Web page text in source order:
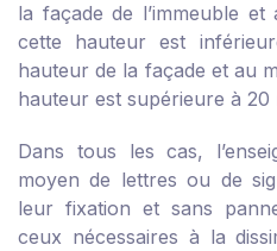
la façade de l’immeuble
cette hauteur est
hauteur de la façade et au
hauteur est supérieure à 20
Dans tous les cas,
moyen de lettres ou de
leur fixation et sans
ceux nécessaires à la